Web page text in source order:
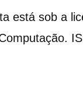
está sob a